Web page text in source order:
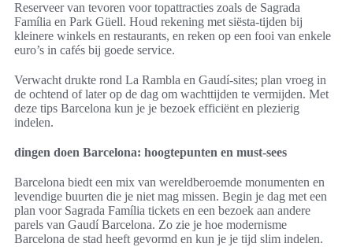
Reserveer van tevoren voor topattracties zoals de Sagrada
Família en Park Güell. Houd rekening met siësta-tijden bij
kleinere winkels en restaurants, en reken op een fooi van enkele
euro’s in cafés bij goede service.
Verwacht drukte rond La Rambla en Gaudí-sites; plan vroeg in
de ochtend of later op de dag om wachttijden te vermijden. Met
deze tips Barcelona kun je je bezoek efficiënt en plezierig
indelen.
dingen doen Barcelona: hoogtepunten en must-sees
Barcelona biedt een mix van wereldberoemde monumenten en
levendige buurten die je niet mag missen. Begin je dag met een
plan voor Sagrada Família tickets en een bezoek aan andere
parels van Gaudí Barcelona. Zo zie je hoe modernisme
Barcelona de stad heeft gevormd en kun je je tijd slim indelen.